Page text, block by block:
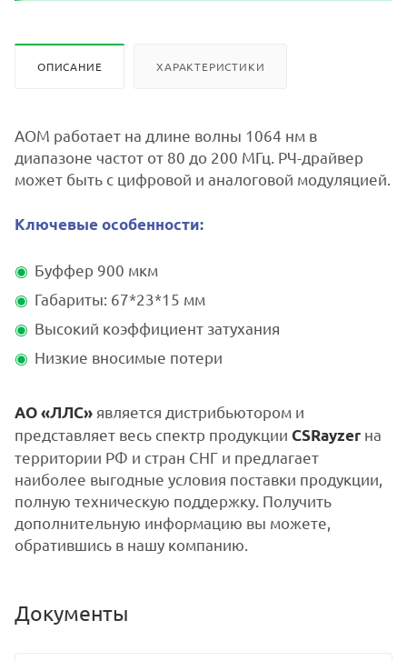
ОПИСАНИЕ ХАРАКТЕРИСТИКИ
АОМ работает на длине волны 1064 нм в
диапазоне частот от 80 до 200 МГц. РЧ-драйвер
может быть с цифровой и аналоговой модуляцией.
Ключевые особенности:
Буффер 900 мкм
Габариты: 67*23*15 мм
Высокий коэффициент затухания
Низкие вносимые потери
АО «ЛЛС» является дистрибьютором и
представляет весь спектр продукции CSRayzer на
территории РФ и стран СНГ и предлагает
наиболее выгодные условия поставки продукции,
полную техническую поддержку. Получить
дополнительную информацию вы можете,
обратившись в нашу компанию.
Документы